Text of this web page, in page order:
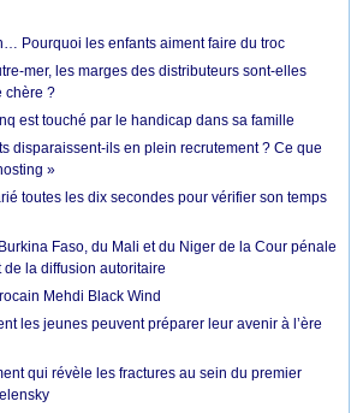
Pourquoi les enfants aiment faire du troc
mer, les marges des distributeurs sont-elles
chère ?
est touché par le handicap dans sa famille
disparaissent-ils en plein recrutement ? Ce que
»
toutes les dix secondes pour vérifier son temps
Faso, du Mali et du Niger de la Cour pénale
la diffusion autoritaire
Mehdi Black Wind
les jeunes peuvent préparer leur avenir à l’ère
qui révèle les fractures au sein du premier